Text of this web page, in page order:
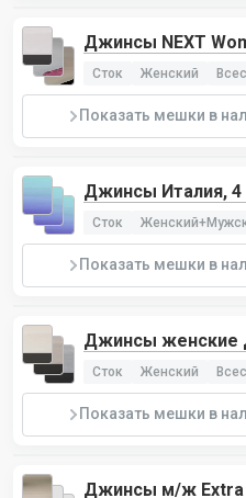
Джинсы NEXT
Сток Женский
Показать мешки в
Джинсы Италия, 4
Сток
Показать мешки в
Джинсы женские
Сток Женский
Показать мешки в
Джинсы м/ж Extra